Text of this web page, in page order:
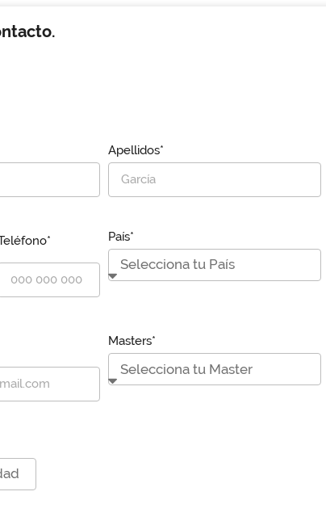
Apellidos*
País*
Masters*